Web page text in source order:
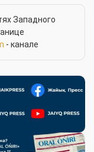
Западного
- канале